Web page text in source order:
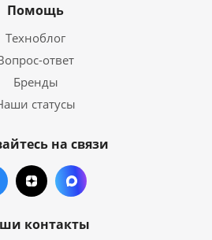
Помощь
Техноблог
ответ
Бренды
статусы
на связи
контакты